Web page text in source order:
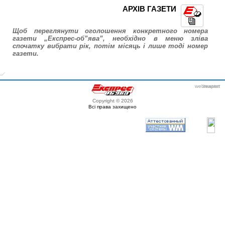
АРХІВ ГАЗЕТИ
Щоб переглянути оголошення конкретного номера
газети „Експрес-об”ява”, необхідно в меню зліва
спочатку вибрати рік, потім місяць і лише тоді номер
газети.
Copyright © 2026
Всі права захищено
webmaster
itexpert